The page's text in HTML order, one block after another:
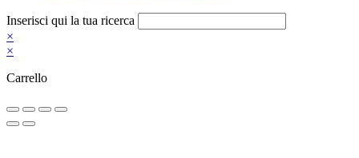
Inserisci qui la tua ricerca
×
×
Carrello